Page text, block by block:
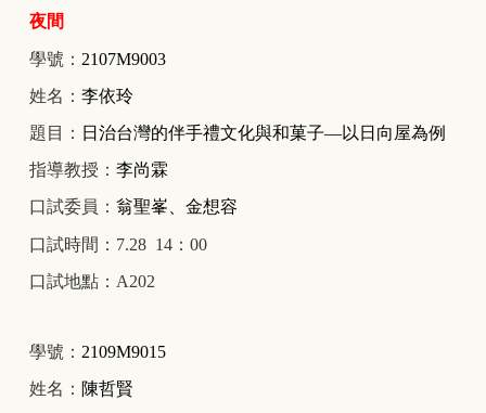
夜間
學號： 2107M9003
姓名： 李依玲
題目： 日治台灣的伴手禮文化與和菓子—以日向屋為例
指導教授： 李尚霖
口試委員： 翁聖峯、金想容
口試時間：7.28 14：00
口試地點：A202
學號： 2109M9015
姓名： 陳哲賢